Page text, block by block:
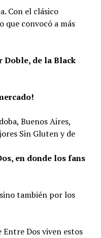
Con el clásico
que convocó a más
Doble, de la Black
Buenos Aires,
Sin Gluten y de
en donde los fans
también por los
Dos viven estos